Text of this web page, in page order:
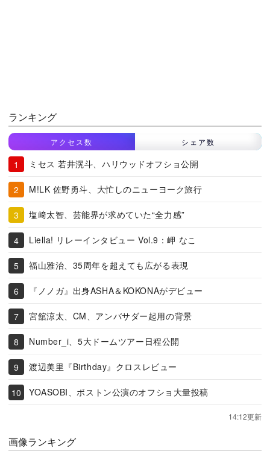
ランキング
アクセス数 シェア数
ミセス 若井滉斗、ハリウッドオフショ公開
M!LK 佐野勇斗、大忙しのニューヨーク旅行
塩﨑太智、芸能界が求めていた“全力感”
Liella! リレーインタビュー Vol.9：岬 なこ
福山雅治、35周年を超えても広がる表現
『ノノガ』出身ASHA＆KOKONAがデビュー
宮舘涼太、CM、アンバサダー起用の背景
Number_i、5大ドームツアー日程公開
渡辺美里『Birthday』クロスレビュー
YOASOBI、ボストン公演のオフショ大量投稿
14:12更新
画像ランキング